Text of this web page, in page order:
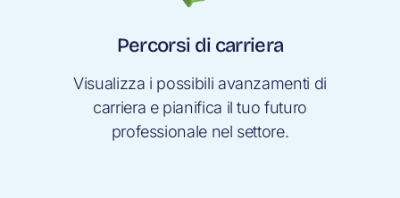
Percorsi di carriera
Visualizza i possibili avanzamenti di
carriera e pianifica il tuo futuro
professionale nel settore.